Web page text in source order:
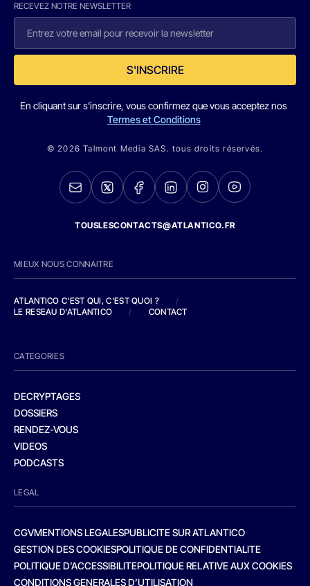
RECEVEZ NOTRE NEWSLETTER
S'INSCRIRE
En cliquant sur s'inscrire, vous confirmez que vous acceptez nos
Termes et Conditions
© 2026 Talmont Media SAS. tous droits réservés.
TOUSLESCONTACTS@ATLANTICO.FR
MIEUX NOUS CONNAITRE
ATLANTICO C'EST QUI, C'EST QUOI ?
/
LE RESEAU D'ATLANTICO
/ CONTACT
CATEGORIES
DECRYPTAGES
DOSSIERS
RENDEZ-VOUS
VIDEOS
PODCASTS
LEGAL
CGVMENTIONS LEGALESPUBLICITE SUR ATLANTICO
GESTION DES COOKIESPOLITIQUE DE CONFIDENTIALITE
POLITIQUE D’ACCESSIBILITEPOLITIQUE RELATIVE AUX COOKIES
CONDITIONS GENERALES D’UTILISATION